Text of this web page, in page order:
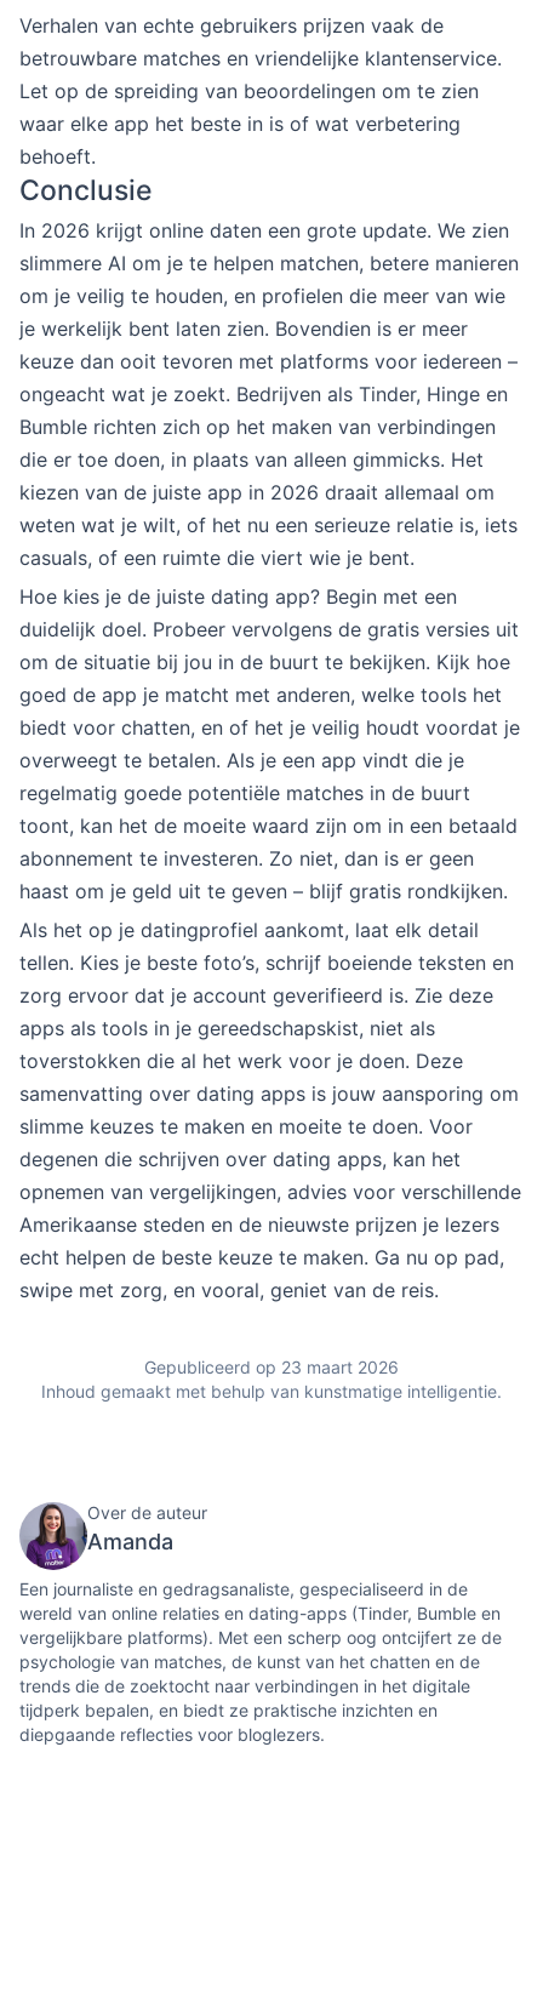
Verhalen van echte gebruikers prijzen vaak de
betrouwbare matches en vriendelijke klantenservice.
Let op de spreiding van beoordelingen om te zien
waar elke app het beste in is of wat verbetering
behoeft.
Conclusie
In 2026 krijgt online daten een grote update. We zien
slimmere AI om je te helpen matchen, betere manieren
om je veilig te houden, en profielen die meer van wie
je werkelijk bent laten zien. Bovendien is er meer
keuze dan ooit tevoren met platforms voor iedereen –
ongeacht wat je zoekt. Bedrijven als Tinder, Hinge en
Bumble richten zich op het maken van verbindingen
die er toe doen, in plaats van alleen gimmicks. Het
kiezen van de juiste app in 2026 draait allemaal om
weten wat je wilt, of het nu een serieuze relatie is, iets
casuals, of een ruimte die viert wie je bent.
Hoe kies je de juiste dating app? Begin met een
duidelijk doel. Probeer vervolgens de gratis versies uit
om de situatie bij jou in de buurt te bekijken. Kijk hoe
goed de app je matcht met anderen, welke tools het
biedt voor chatten, en of het je veilig houdt voordat je
overweegt te betalen. Als je een app vindt die je
regelmatig goede potentiële matches in de buurt
toont, kan het de moeite waard zijn om in een betaald
abonnement te investeren. Zo niet, dan is er geen
haast om je geld uit te geven – blijf gratis rondkijken.
Als het op je datingprofiel aankomt, laat elk detail
tellen. Kies je beste foto’s, schrijf boeiende teksten en
zorg ervoor dat je account geverifieerd is. Zie deze
apps als tools in je gereedschapskist, niet als
toverstokken die al het werk voor je doen. Deze
samenvatting over dating apps is jouw aansporing om
slimme keuzes te maken en moeite te doen. Voor
degenen die schrijven over dating apps, kan het
opnemen van vergelijkingen, advies voor verschillende
Amerikaanse steden en de nieuwste prijzen je lezers
echt helpen de beste keuze te maken. Ga nu op pad,
swipe met zorg, en vooral, geniet van de reis.
Gepubliceerd op 23 maart 2026
Inhoud gemaakt met behulp van kunstmatige intelligentie.
Over de auteur
Amanda
Een journaliste en gedragsanaliste, gespecialiseerd in de
wereld van online relaties en dating-apps (Tinder, Bumble en
vergelijkbare platforms). Met een scherp oog ontcijfert ze de
psychologie van matches, de kunst van het chatten en de
trends die de zoektocht naar verbindingen in het digitale
tijdperk bepalen, en biedt ze praktische inzichten en
diepgaande reflecties voor bloglezers.